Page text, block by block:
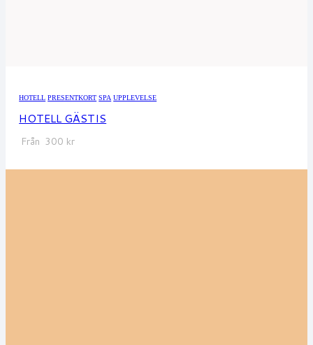
HOTELL PRESENTKORT SPA UPPLEVELSE
HOTELL GÄSTIS
Från 300 kr